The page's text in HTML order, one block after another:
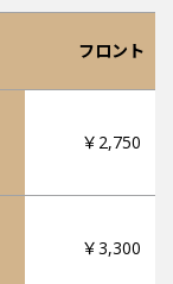
フロント
￥2,750
￥3,300